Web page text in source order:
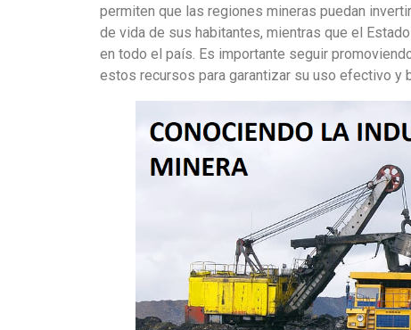
permiten que las regiones mineras puedan
de vida de sus habitantes, mientras que el
en todo el país. Es importante seguir
estos recursos para garantizar su uso efectivo y